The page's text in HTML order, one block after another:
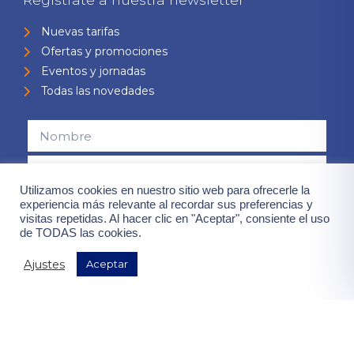
Nuevas tarifas
Ofertas y promociones
Eventos y jornadas
Todas las novedades
Consiento el uso de mis datos para el envío de la newsletter,
contenidas en la"política de privacidad".
Utilizamos cookies en nuestro sitio web para ofrecerle la
experiencia más relevante al recordar sus preferencias y
visitas repetidas. Al hacer clic en "Aceptar", consiente el uso
de TODAS las cookies.
Ajustes Aceptar